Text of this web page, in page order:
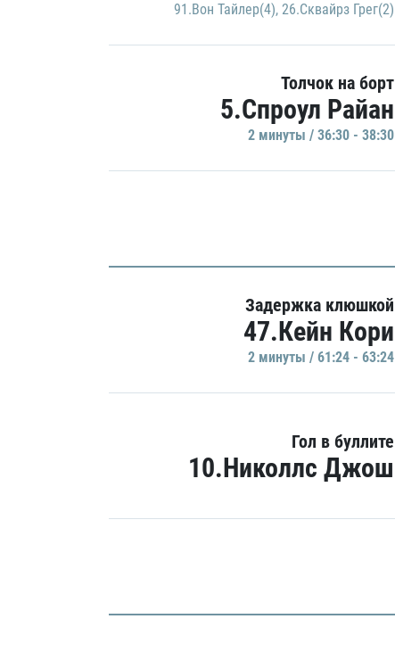
91.Вон Тайлер(4), 26.Сквайрз Грег(2)
Толчок на борт
5.Спроул Райан
2 минуты / 36:30 - 38:30
Задержка клюшкой
47.Кейн Кори
2 минуты / 61:24 - 63:24
Гол в буллите
10.Николлс Джош